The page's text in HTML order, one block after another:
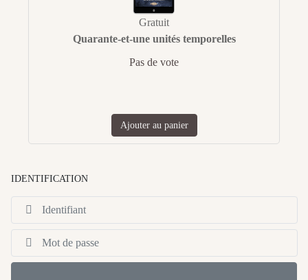
Gratuit
Quarante-et-une unités temporelles
Pas de vote
Ajouter au panier
IDENTIFICATION